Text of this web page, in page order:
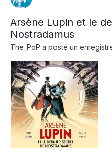
Arsène Lupin et le
Nostradamus
The_PoP a posté un